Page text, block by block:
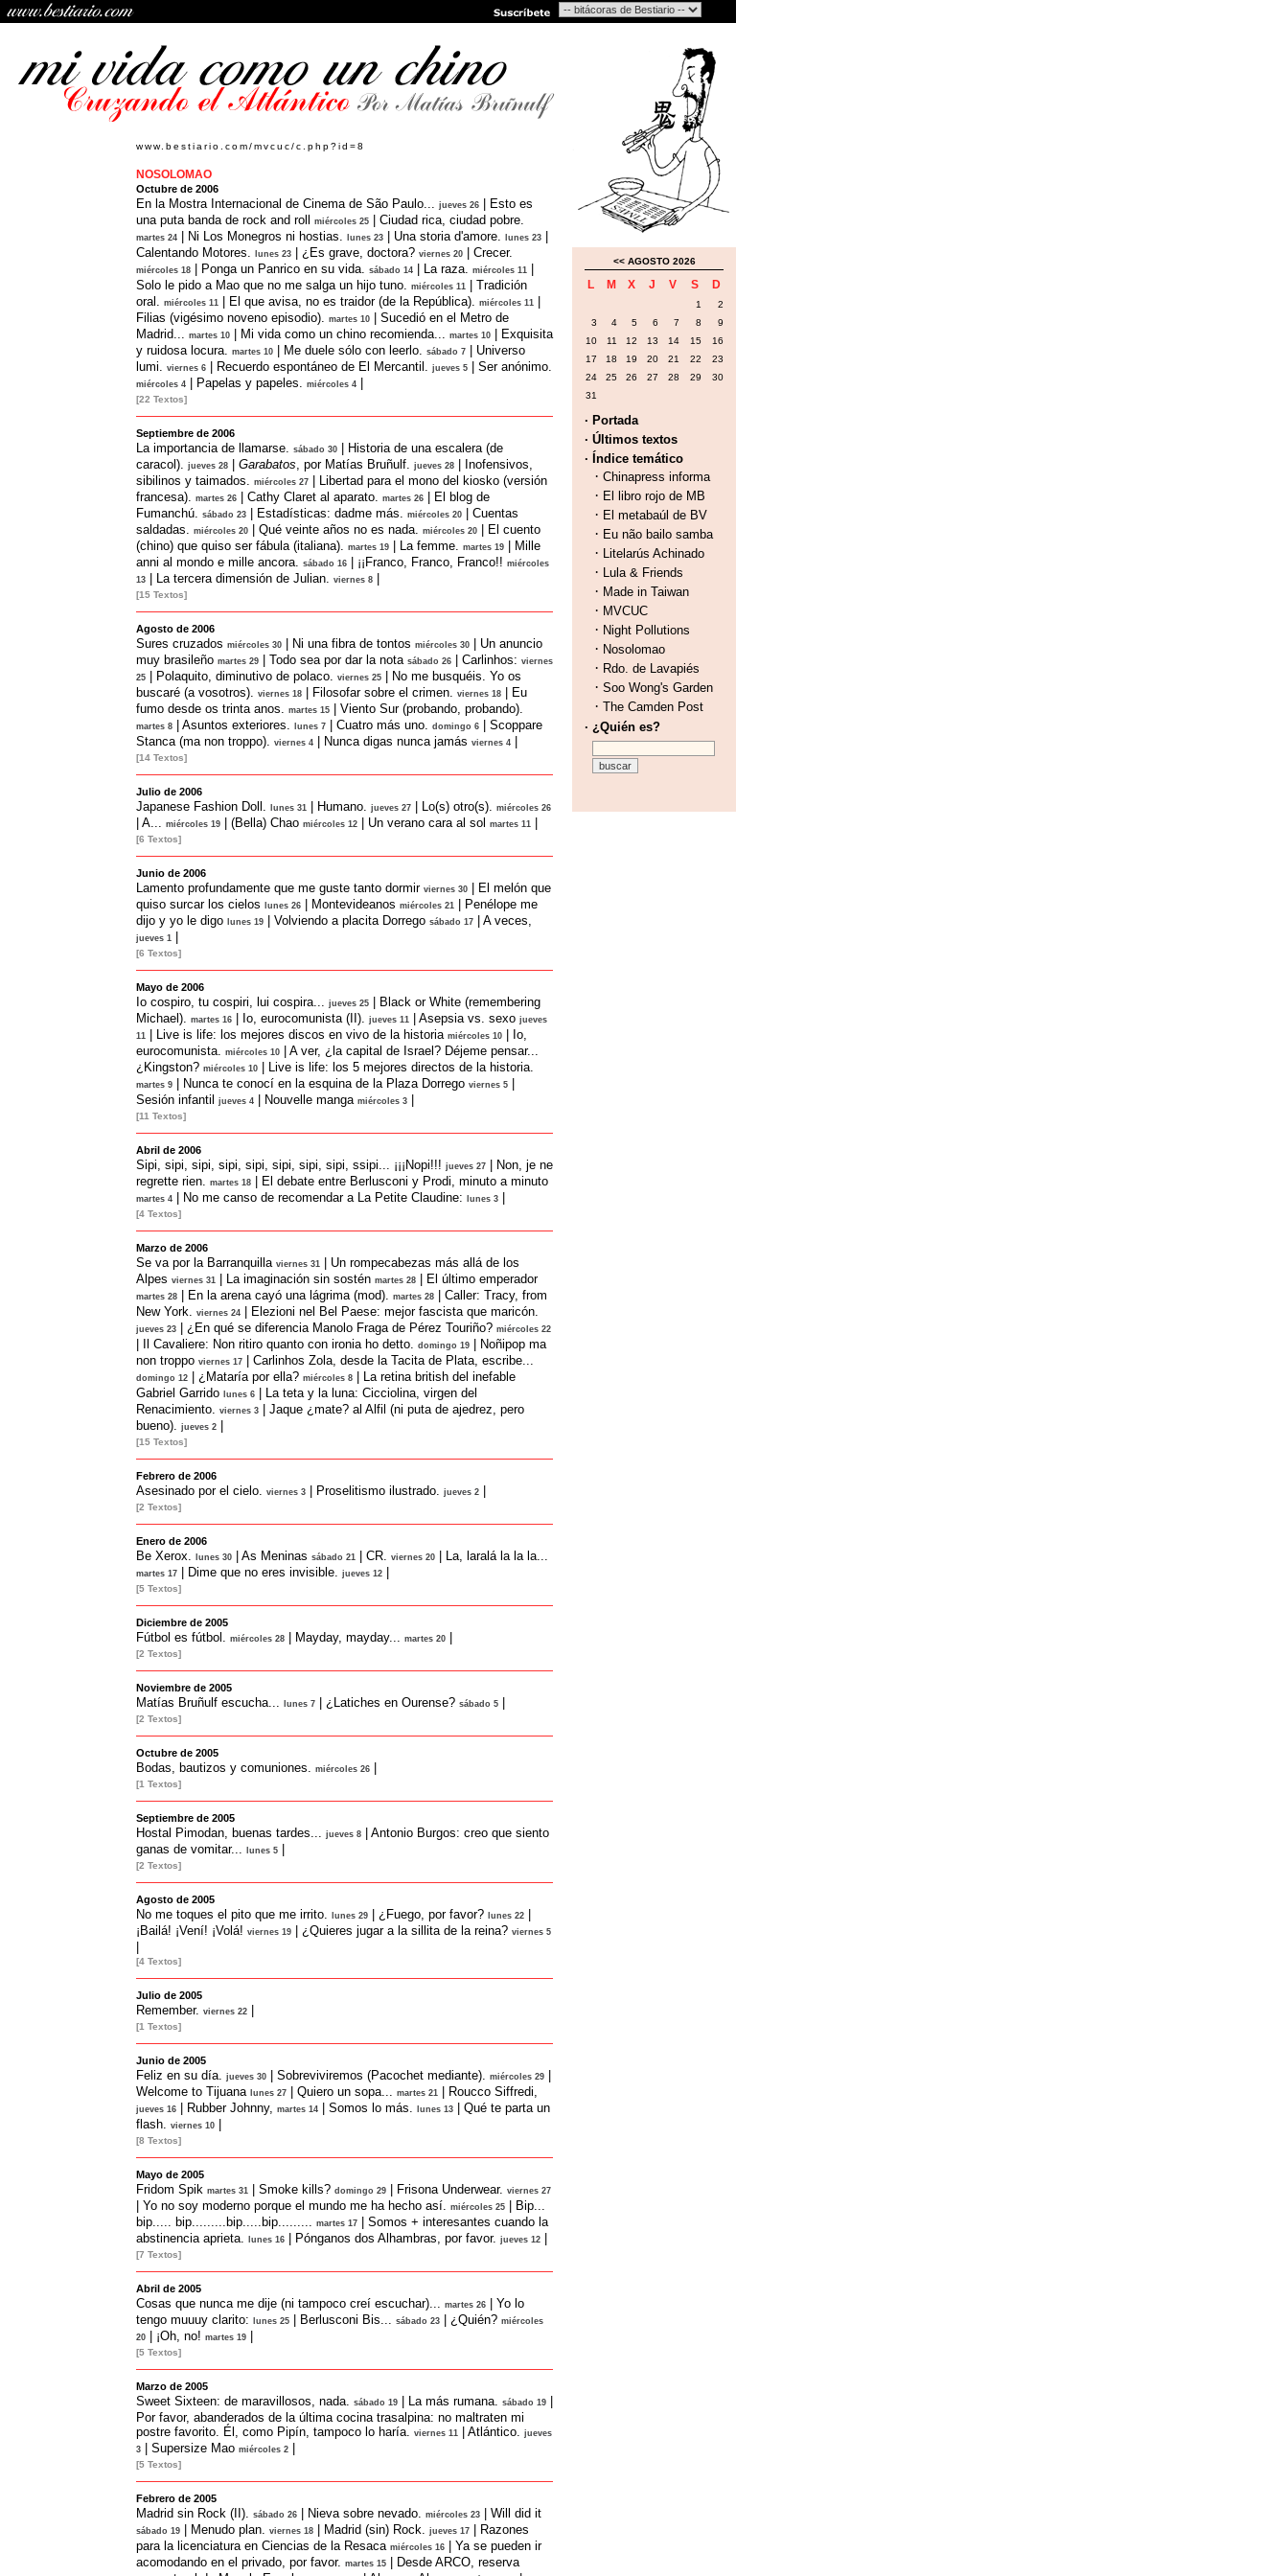
www.bestiario.com/mvcuc/c.php?id=8
NOSOLOMAO
Octubre de 2006
En la Mostra Internacional de Cinema de São Paulo... jueves 26
Esto es
una puta banda de rock and roll
miércoles 25 Ciudad rica, ciudad pobre.
martes 24 Ni Los Monegros ni hostias. lunes 23 Una storia d'amore. lunes 23
Calentando Motores.
lunes 23 ¿Es grave, doctora? viernes 20 Crecer.
miércoles 18 Ponga un Panrico en su vida. sábado 14 La raza. miércoles 11
Solo le pido a Mao que no me salga un hijo tuno. miércoles 11
Tradición
oral. miércoles 11 El que avisa, no es traidor (de la República). miércoles 11
Filias (vigésimo noveno episodio). martes 10
Sucedió en el Metro de
Madrid... martes 10 Mi vida como un chino recomienda... martes 10
Exquisita
y ruidosa locura. martes 10 Me duele sólo con leerlo. sábado 7
Universo
lumi. viernes 6 Recuerdo espontáneo de El Mercantil. jueves 5 Ser anónimo.
miércoles 4 Papelas y papeles. miércoles 4
[22 Textos]
Septiembre de 2006
La importancia de llamarse. sábado 30
Historia de una escalera (de
caracol). jueves 28 Garabatos, por Matías Bruñulf. jueves 28
Inofensivos,
sibilinos y taimados. miércoles 27
Libertad para el mono del kiosko (versión
francesa). martes 26 Cathy Claret al aparato. martes 26
El blog de
Fumanchú. sábado 23 Estadísticas: dadme más. miércoles 20
Cuentas
saldadas. miércoles 20 Qué veinte años no es nada. miércoles 20
El cuento
(chino) que quiso ser fábula (italiana). martes 19 La femme. martes 19
Mille
anni al mondo e mille ancora. sábado 16 ¡¡Franco, Franco, Franco!! miércoles
13
La tercera dimensión de Julian. viernes 8
[15 Textos]
Agosto de 2006
Sures cruzados miércoles 30 Ni una fibra de tontos miércoles 30
Un anuncio
muy brasileño martes 29 Todo sea por dar la nota sábado 26 Carlinhos: viernes
25
Polaquito, diminutivo de polaco. viernes 25
No me busquéis. Yo os
buscaré (a vosotros). viernes 18 Filosofar sobre el crimen. viernes 18
Eu
fumo desde os trinta anos. martes 15 Viento Sur (probando, probando).
martes 8 Asuntos exteriores. lunes 7 Cuatro más uno. domingo 6
Scoppare
Stanca (ma non troppo). viernes 4 Nunca digas nunca jamás viernes 4
[14 Textos]
Julio de 2006
Japanese Fashion Doll. lunes 31 Humano. jueves 27 Lo(s) otro(s). miércoles 26
A... miércoles 19 (Bella) Chao miércoles 12 Un verano cara al sol martes 11
[6 Textos]
Junio de 2006
Lamento profundamente que me guste tanto dormir viernes 30
El melón que
quiso surcar los cielos
lunes 26 Montevideanos miércoles 21
Penélope me
dijo y yo le digo
lunes 19 Volviendo a placita Dorrego sábado 17 A veces,
jueves 1
[6 Textos]
Mayo de 2006
Io cospiro, tu cospiri, lui cospira... jueves 25
Black or White (remembering
Michael). martes 16 Io, eurocomunista (II). jueves 11 Asepsia vs. sexo jueves
11
Live is life: los mejores discos en vivo de la historia miércoles 10
Io,
eurocomunista. miércoles 10
A ver, ¿la capital de Israel? Déjeme pensar...
¿Kingston? miércoles 10 Live is life: los 5 mejores directos de la historia.
martes 9 Nunca te conocí en la esquina de la Plaza Dorrego viernes 5
Sesión infantil
jueves 4 Nouvelle manga miércoles 3
[11 Textos]
Abril de 2006
Sipi, sipi, sipi, sipi, sipi, sipi, sipi, sipi, ssipi... ¡¡¡Nopi!!! jueves 27
Non, je ne
regrette rien. martes 18 El debate entre Berlusconi y Prodi, minuto a minuto
martes 4 No me canso de recomendar a La Petite Claudine: lunes 3
[4 Textos]
Marzo de 2006
Se va por la Barranquilla viernes 31
Un rompecabezas más allá de los
Alpes viernes 31 La imaginación sin sostén martes 28 El último emperador
martes 28 En la arena cayó una lágrima (mod). martes 28
Caller: Tracy, from
New York. viernes 24 Elezioni nel Bel Paese: mejor fascista que maricón.
jueves 23 ¿En qué se diferencia Manolo Fraga de Pérez Touriño? miércoles 22
Il Cavaliere: Non ritiro quanto con ironia ho detto. domingo 19
Noñipop ma
non troppo viernes 17 Carlinhos Zola, desde la Tacita de Plata, escribe...
domingo 12 ¿Mataría por ella? miércoles 8
La retina british del inefable
Gabriel Garrido
lunes 6
La teta y la luna: Cicciolina, virgen del
Renacimiento. viernes 3
Jaque ¿mate? al Alfil (ni puta de ajedrez, pero
bueno). jueves 2
[15 Textos]
Febrero de 2006
Asesinado por el cielo. viernes 3 Proselitismo ilustrado. jueves 2
[2 Textos]
Enero de 2006
Be Xerox. lunes 30 As Meninas sábado 21 CR. viernes 20 La, laralá la la la...
martes 17 Dime que no eres invisible. jueves 12
[5 Textos]
Diciembre de 2005
Fútbol es fútbol. miércoles 28 Mayday, mayday... martes 20
[2 Textos]
Noviembre de 2005
Matías Bruñulf escucha... lunes 7 ¿Latiches en Ourense? sábado 5
[2 Textos]
Octubre de 2005
Bodas, bautizos y comuniones. miércoles 26
[1 Textos]
Septiembre de 2005
Hostal Pimodan, buenas tardes... jueves 8
Antonio Burgos: creo que siento
ganas de vomitar...
lunes 5
[2 Textos]
Agosto de 2005
No me toques el pito que me irrito. lunes 29 ¿Fuego, por favor? lunes 22
¡Bailá! ¡Vení! ¡Volá! viernes 19 ¿Quieres jugar a la sillita de la reina? viernes 5
[4 Textos]
Julio de 2005
Remember. viernes 22
[1 Textos]
Junio de 2005
Feliz en su día. jueves 30 Sobreviviremos (Pacochet mediante). miércoles 29
Welcome to Tijuana
lunes 27 Quiero un sopa... martes 21 Roucco Siffredi,
jueves 16 Rubber Johnny, martes 14 Somos lo más. lunes 13
Qué te parta un
flash. viernes 10
[8 Textos]
Mayo de 2005
Fridom Spik martes 31 Smoke kills? domingo 29 Frisona Underwear. viernes 27
Yo no soy moderno porque el mundo me ha hecho así. miércoles 25
Bip...
bip..... bip.........bip.....bip......... martes 17
Somos + interesantes cuando la
abstinencia aprieta.
lunes 16 Pónganos dos Alhambras, por favor. jueves 12
[7 Textos]
Abril de 2005
Cosas que nunca me dije (ni tampoco creí escuchar)... martes 26
Yo lo
tengo muuuy clarito:
lunes 25 Berlusconi Bis... sábado 23 ¿Quién? miércoles
20
¡Oh, no! martes 19
[5 Textos]
Marzo de 2005
Sweet Sixteen: de maravillosos, nada. sábado 19 La más rumana. sábado 19
Por favor, abanderados de la última cocina trasalpina: no maltraten mi
postre favorito. Él, como Pipín, tampoco lo haría. viernes 11 Atlántico. jueves
3
Supersize Mao miércoles 2
[5 Textos]
Febrero de 2005
Madrid sin Rock (II). sábado 26 Nieva sobre nevado. miércoles 23 Will did it
sábado 19 Menudo plan. viernes 18 Madrid (sin) Rock. jueves 17
Razones
para la licenciatura en Ciencias de la Resaca miércoles 16
Ya se pueden ir
acomodando en el privado, por favor. martes 15
Desde ARCO, reserva
<< AGOSTO 2026
L M X J V S D
1
2
3
4 5 6 7 8
9
10
11 12 13 14 15
16
17
18 19 20 21 22
23
24
25 26 27 28 29
30
31
· Portada
· Últimos textos
· Índice temático
· Chinapress informa
· El libro rojo de MB
· El metabaúl de BV
· Eu não bailo samba
· Litelarús Achinado
· Lula & Friends
· Made in Taiwan
· MVCUC
· Night Pollutions
· Nosolomao
· Rdo. de Lavapiés
· Soo Wong's Garden
· The Camden Post
· ¿Quién es?